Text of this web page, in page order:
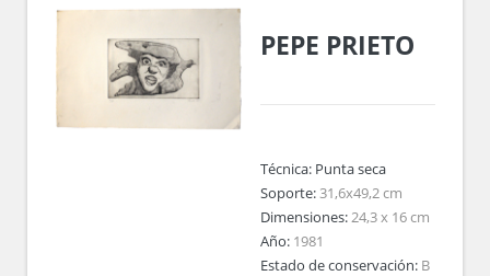
PEPE PRIETO
Técnica: Punta seca
Soporte:31,6x49,2 cm
Dimensiones:24,3 x 16 cm
Año: 1981
Estado de conservación: B